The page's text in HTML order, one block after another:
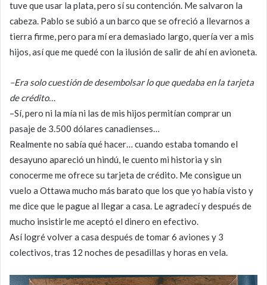
tuve que usar la plata, pero sí su contención. Me salvaron la
cabeza. Pablo se subió a un barco que se ofreció a llevarnos a
tierra firme, pero para mí era demasiado largo, quería ver a mis
hijos, así que me quedé con la ilusión de salir de ahí en avioneta.
–Era solo cuestión de desembolsar lo que quedaba en la tarjeta
de crédito…
–Sí, pero ni la mía ni las de mis hijos permitían comprar un
pasaje de 3.500 dólares canadienses…
Realmente no sabía qué hacer… cuando estaba tomando el
desayuno apareció un hindú, le cuento mi historia y sin
conocerme me ofrece su tarjeta de crédito. Me consigue un
vuelo a Ottawa mucho más barato que los que yo había visto y
me dice que le pague al llegar a casa. Le agradecí y después de
mucho insistirle me aceptó el dinero en efectivo.
Así logré volver a casa después de tomar 6 aviones y 3
colectivos, tras 12 noches de pesadillas y horas en vela.